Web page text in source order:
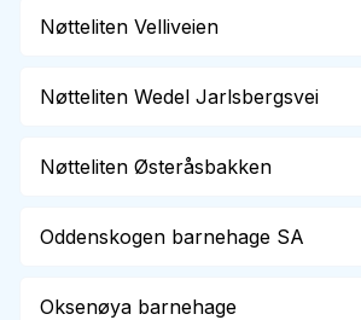
Nøtteliten Velliveien
Nøtteliten Wedel Jarlsbergsvei
Nøtteliten Østeråsbakken
Oddenskogen barnehage SA
Oksenøya barnehage